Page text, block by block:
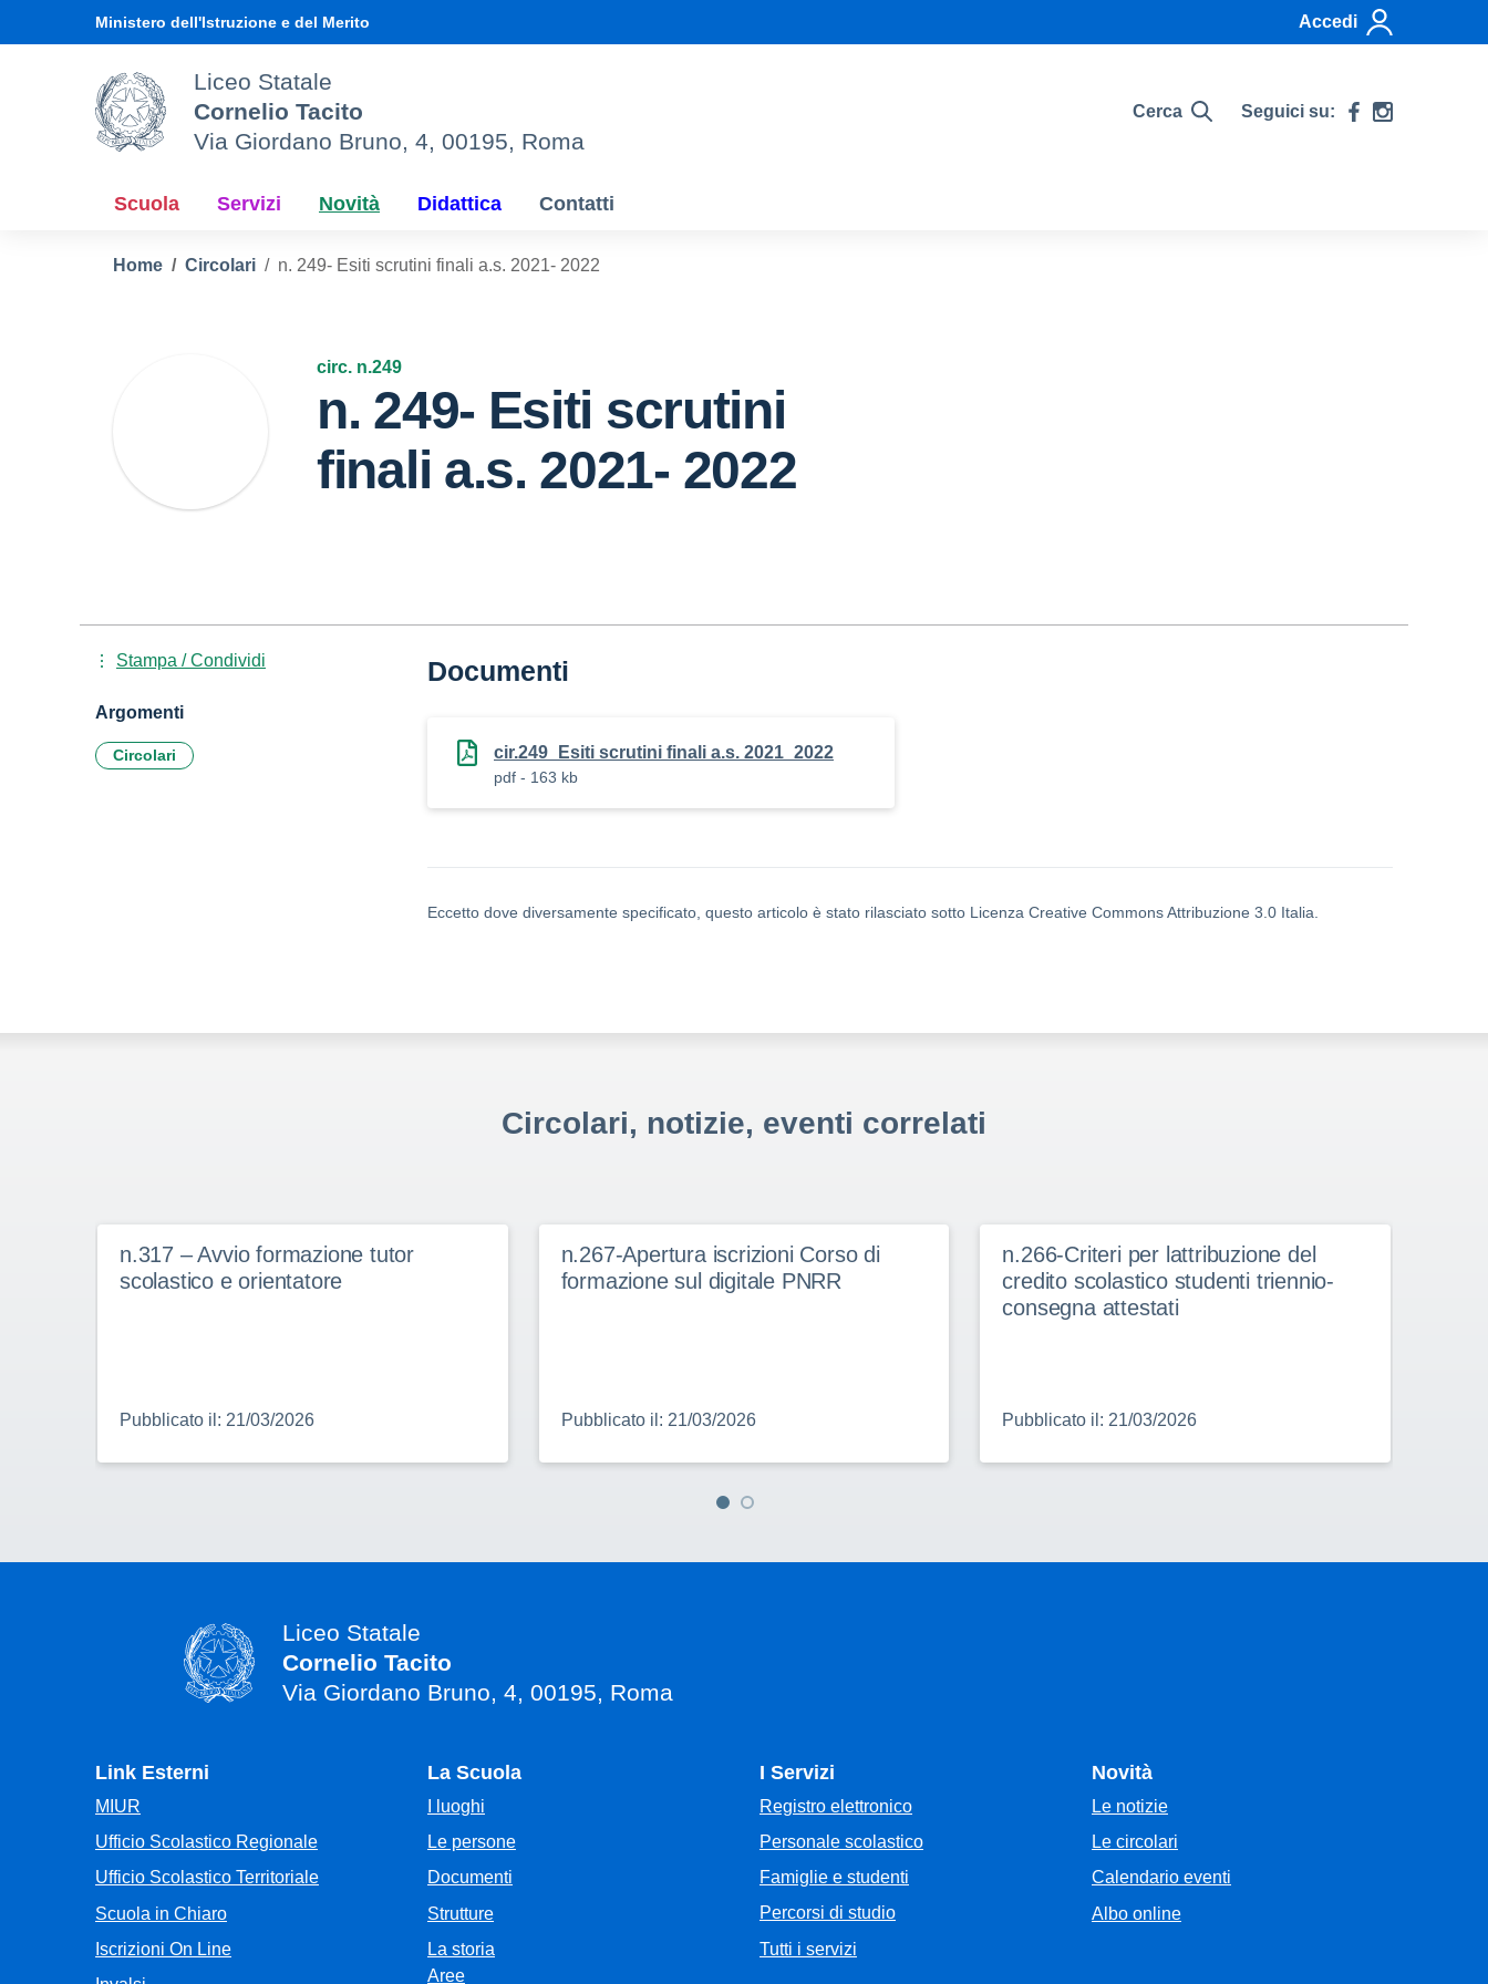
Ministero dell'Istruzione e del Merito Accedi
Liceo Statale
Cornelio Tacito
Via Giordano Bruno, 4, 00195, Roma
Cerca Seguici su:
Scuola Servizi Novità Didattica Contatti
Home Circolari n. 249- Esiti scrutini finali a.s. 2021- 2022
circ. n.249
n. 249- Esiti scrutini
finali a.s. 2021- 2022
Documenti
cir.249_Esiti scrutini finali a.s. 2021_2022
pdf - 163 kb
Eccetto dove diversamente specificato, questo articolo è stato rilasciato sotto Licenza Creative Commons Attribuzione 3.0 Italia.
Stampa / Condividi
Argomenti
Circolari
Circolari, notizie, eventi correlati
n.317 – Avvio formazione tutor
scolastico e orientatore
Pubblicato il: 21/03/2026
n.267-Apertura iscrizioni Corso di
formazione sul digitale PNRR
Pubblicato il: 21/03/2026
n.266-Criteri per lattribuzione del
credito scolastico studenti triennio-
consegna attestati
Pubblicato il: 21/03/2026
Liceo Statale
Cornelio Tacito
Via Giordano Bruno, 4, 00195, Roma
Link Esterni
MIUR
Ufficio Scolastico Regionale
Ufficio Scolastico Territoriale
Scuola in Chiaro
Iscrizioni On Line
La Scuola
I luoghi
Le persone
Documenti
Strutture
La storia
Aree
I Servizi
Registro elettronico
Personale scolastico
Famiglie e studenti
Percorsi di studio
Tutti i servizi
Novità
Le notizie
Le circolari
Calendario eventi
Albo online